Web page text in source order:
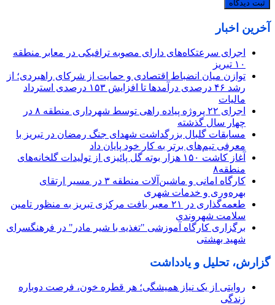
آخرین اخبار
اجرای سرعتکاه‌های دارای مصوبه ترافیکی در معابر منطقه
۱۰ تبریز
توازن میان انضباط اقتصادی و حمایت از شرکای راهبردی؛ از
رشد ۴۶ درصدی درآمدها تا افزایش ۱۵۳ درصدی استرداد
مالیات
اجرای ۲۲ پروژه پیاده راهی توسط شهرداری منطقه ۸ در
چهار سال گذشته
مسابقات گلبال بزرگداشت شهدای جنگ رمضان در تبریز با
معرفی تیم‌های برتر به کار خود پایان داد
آغاز کاشت ۱۵۰ هزار بوته گل پائیزی از تولیدات گلخانه‌های
منطقه۸
کارگاه امانی و ماشین‌آلات منطقه ۳ در مسیر ارتقای
بهره‌وری و خدمات شهری
طعمه‌گذاری در ۲۱ معبر بافت مرکزی تبریز به منظور تامین
سلامت شهروندی
برگزاری کارگاه آموزشی "تغذیه با شیر مادر" در فرهنگسرای
شهید بهشتی
گزارش، تحلیل و یادداشت
روایتی از یک نیاز همیشگی؛ هر قطره خون، فرصت دوباره
زندگی